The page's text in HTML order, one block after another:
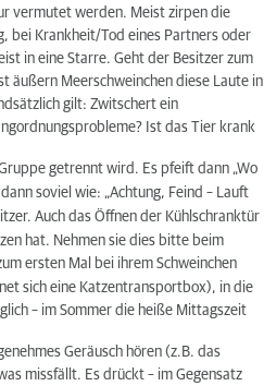
vermutet werden. Meist zirpen die
bei Krankheit/Tod eines Partners oder
in eine Starre. Geht der Besitzer zum
äußern Meerschweinchen diese Laute in
gilt: Zwitschert ein
Ist das Tier krank
getrennt wird. Es pfeift dann „Wo
soviel wie: „Achtung, Feind – Lauft
Auch das Öffnen der Kühlschranktür
hat. Nehmen sie dies bitte beim
ersten Mal bei ihrem Schweinchen
sich eine Katzentransportbox), in die
– im Sommer die heiße Mittagszeit
Geräusch hören (z.B. das
missfällt. Es drückt – im Gegensatz